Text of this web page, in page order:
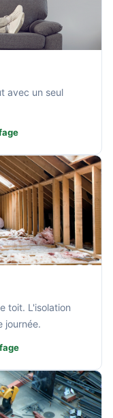
avec un seul
toit. L'isolation
journée.